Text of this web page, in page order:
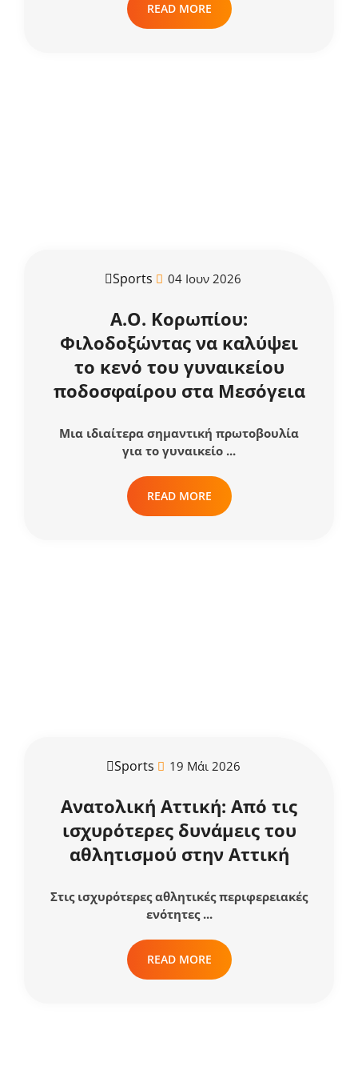
READ MORE
Sports 04 Ιουν 2026
Α.Ο. Κορωπίου:
Φιλοδοξώντας να καλύψει
το κενό του γυναικείου
ποδοσφαίρου στα Μεσόγεια
Μια ιδιαίτερα σημαντική πρωτοβουλία
για το γυναικείο ...
READ MORE
Sports 19 Μάι 2026
Ανατολική Αττική: Από τις
ισχυρότερες δυνάμεις του
αθλητισμού στην Αττική
Στις ισχυρότερες αθλητικές περιφερειακές
ενότητες ...
READ MORE